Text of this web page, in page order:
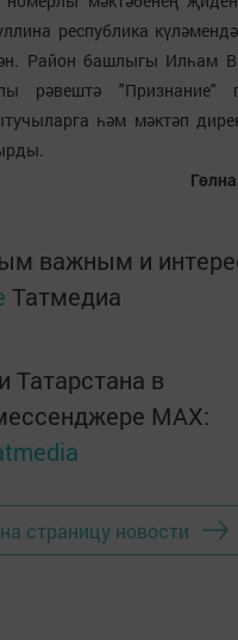
республика
Район башлыгы Илһам
рәвештә "Признание"
һәм мәктәп
важным и
Татмедиа
Татарстана в
MАХ:
страницу новости